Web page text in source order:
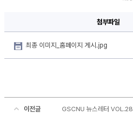
첨부파일
최종 이미지_홈페이지 게시.jpg
이전글 GSCNU 뉴스레터 VOL.28